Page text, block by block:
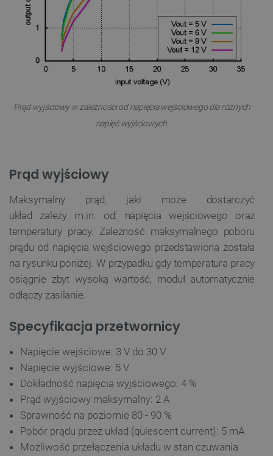
Prąd wyjściowy w zależności od napięcia wejściowego dla różnych
napięć wyjściowych.
Prąd wyjściowy
Maksymalny prąd, jaki może dostarczyć
układzależym.in. od: napięcia wejściowego oraz
temperatury pracy. Zależność maksymalnego poboru
prądu od napięcia wejściowego przedstawiona została
na rysunku poniżej. W przypadku gdy temperatura pracy
osiągnie zbyt wysoką wartość, moduł automatycznie
odłączy zasilanie.
Specyfikacja przetwornicy
Napięcie wejściowe: 3 V do 30 V
Napięcie wyjściowe: 5 V
Dokładność napięcia wyjściowego: 4 %
Prąd wyjściowy maksymalny: 2 A
Sprawność na poziomie 80 - 90 %
Pobór prądu przez układ (quiescent current): 5 mA
Możliwość przełączenia układu w stan czuwania
__cf_bm
Polityce prywatności Google